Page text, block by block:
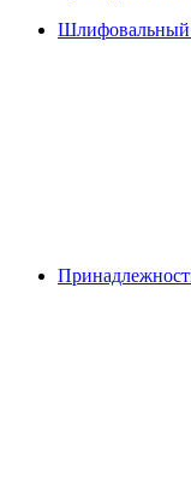
Шлифовальный